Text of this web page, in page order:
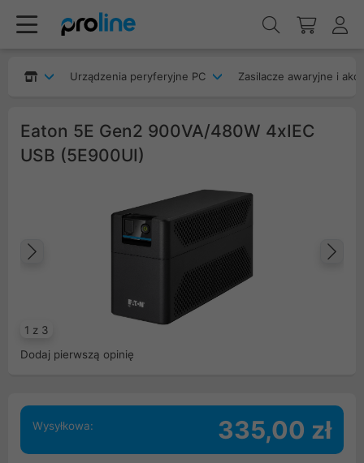
Urządzenia peryferyjne PC Zasilacze awaryjne i
Eaton 5E Gen2 900VA/480W 4xIEC
USB (5E900UI)
1 z 3
Dodaj pierwszą opinię
Wysyłkowa: 335,00 zł